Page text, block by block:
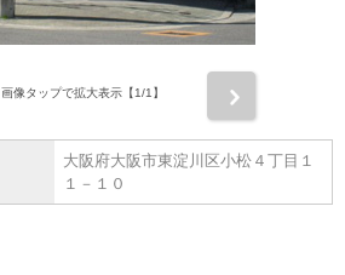
画像タップで拡大表示【1/1】
大阪府大阪市東淀川区小松４丁目１
１－１０